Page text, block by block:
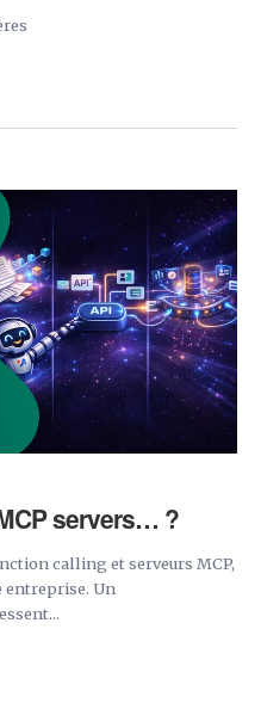
servers… ?
calling et serveurs MCP,
Un